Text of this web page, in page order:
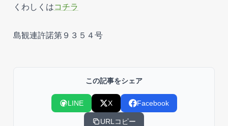
くわしくはコチラ
島観連許諾第９３５４号
この記事をシェア
LINE X Facebook
URLコピー